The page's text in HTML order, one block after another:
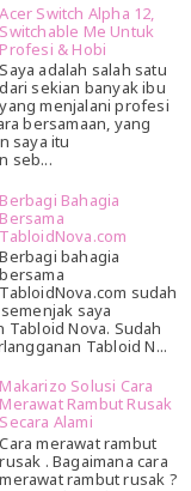
Acer Switch Alpha 12,
Switchable Me Untuk
Profesi & Hobi
Saya adalah salah satu
dari sekian banyak ibu
yang menjalani profesi
bersamaan, yang
saya itu
seb...
Berbagi Bahagia
Bersama
TabloidNova.com
Berbagi bahagia
bersama
TabloidNova.com sudah
saya
Tabloid Nova. Sudah
Tabloid N...
Makarizo Solusi Cara
Merawat Rambut Rusak
Secara Alami
Cara merawat rambut
rusak . Bagaimana cara
merawat rambut rusak ?